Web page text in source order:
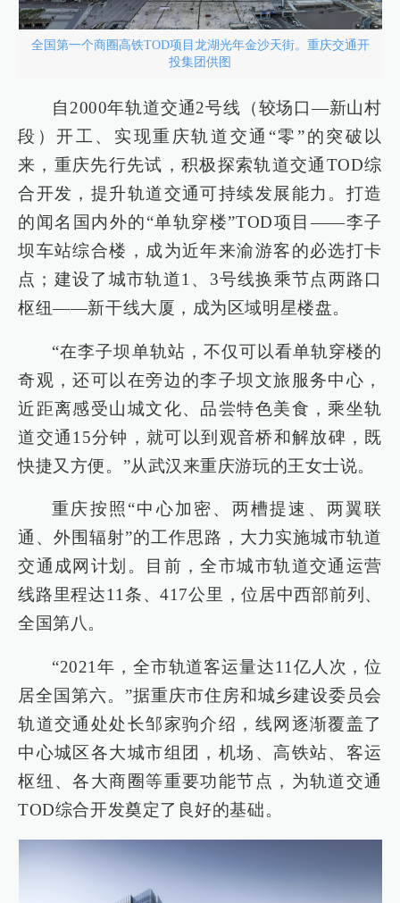
全国第一个商圈高铁TOD项目龙湖光年金沙天街。重庆交通开
投集团供图
自2000年轨道交通2号线（较场口—新山村
段）开工、实现重庆轨道交通“零”的突破以
来，重庆先行先试，积极探索轨道交通TOD综
合开发，提升轨道交通可持续发展能力。打造
的闻名国内外的“单轨穿楼”TOD项目——李子
坝车站综合楼，成为近年来渝游客的必选打卡
点；建设了城市轨道1、3号线换乘节点两路口
枢纽——新干线大厦，成为区域明星楼盘。
“在李子坝单轨站，不仅可以看单轨穿楼的
奇观，还可以在旁边的李子坝文旅服务中心，
近距离感受山城文化、品尝特色美食，乘坐轨
道交通15分钟，就可以到观音桥和解放碑，既
快捷又方便。”从武汉来重庆游玩的王女士说。
重庆按照“中心加密、两槽提速、两翼联
通、外围辐射”的工作思路，大力实施城市轨道
交通成网计划。目前，全市城市轨道交通运营
线路里程达11条、417公里，位居中西部前列、
全国第八。
“2021年，全市轨道客运量达11亿人次，位
居全国第六。”据重庆市住房和城乡建设委员会
轨道交通处处长邹家驹介绍，线网逐渐覆盖了
中心城区各大城市组团，机场、高铁站、客运
枢纽、各大商圈等重要功能节点，为轨道交通
TOD综合开发奠定了良好的基础。